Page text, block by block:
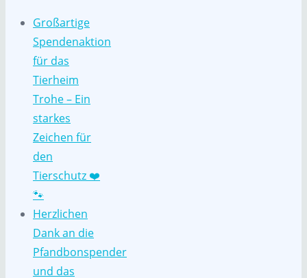
Großartige
Spendenaktion
für das
Tierheim
Trohe – Ein
starkes
Zeichen für
den
Tierschutz ❤️
🐾
Herzlichen
Dank an die
Pfandbonspender
und das